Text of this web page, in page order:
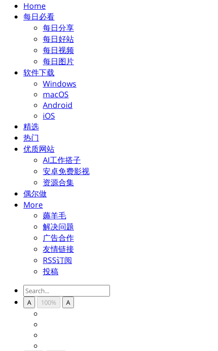
Home
每日必看
每日分享
每日好站
每日视频
每日图片
软件下载
Windows
macOS
Android
iOS
精选
热门
优质网站
AI工作搭子
安卓免费影视
资源合集
偶尔做
More
薅羊毛
解决问题
广告合作
友情链接
RSS订阅
投稿
A 100% A